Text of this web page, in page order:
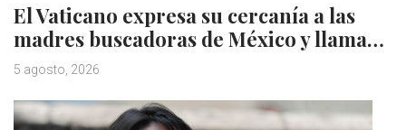
El Vaticano expresa su cercanía a las
madres buscadoras de México y llama…
5 agosto, 2026